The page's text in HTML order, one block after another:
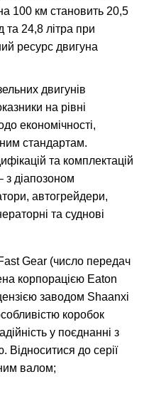
100 км становить 20,5
та 24,8 літра при
ресурс двигуна
двигунів
на рівні
економічності,
стандартам.
та комплектацій
з діапозоном
автогрейдери,
та суднові
Gear (число передач
корпорацією Eaton
заводом Shaanxi
коробок
у поєднанні з
Відноситися до серії
валом;